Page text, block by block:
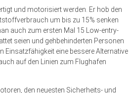
und motorisiert werden. Er hob den
um bis zu 15% senken
auch zum ersten Mal 15 Low-entry-
seien und gehbehinderten Personen
Einsatzfähigkeit eine bessere Alternative
auf den Linien zum Flughafen
den neuesten Sicherheits- und